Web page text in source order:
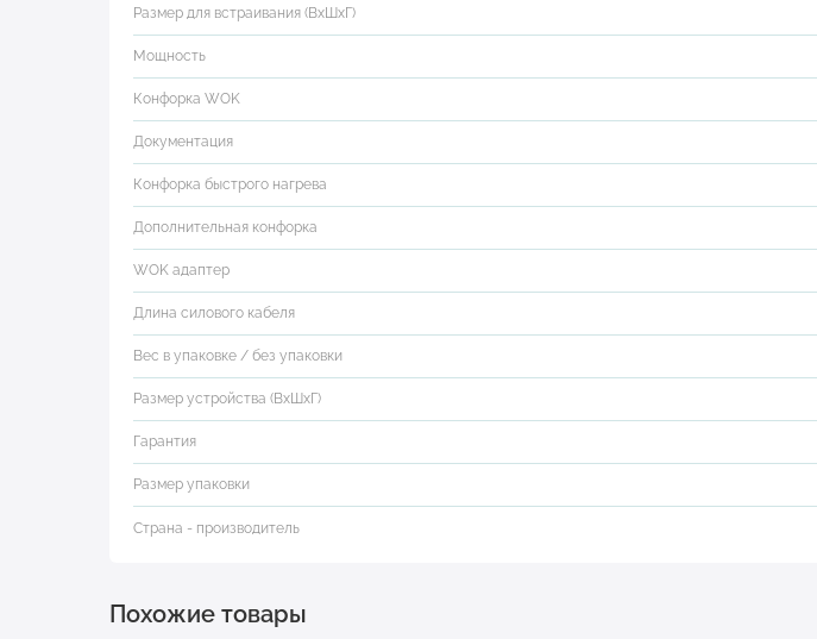
Размер для встраивания (ВхШхГ)
Мощность
Конфорка WOK
Документация
Конфорка быстрого нагрева
Дополнительная конфорка
WOK адаптер
Длина силового кабеля
Вес в упаковке / без упаковки
Размер устройства (ВхШхГ)
Гарантия
Размер упаковки
Страна - производитель
Похожие товары